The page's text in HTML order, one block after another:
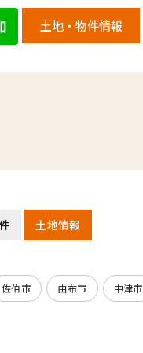
土地・物件情報
土地情報
佐伯市 由布市 中津市